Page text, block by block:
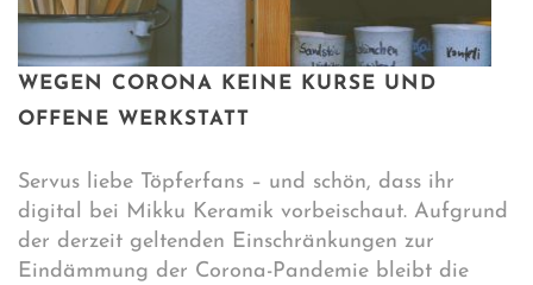
WEGEN CORONA KEINE KURSE UND
OFFENE WERKSTATT
Servus liebe Töpferfans – und schön, dass ihr
digital bei Mikku Keramik vorbeischaut. Aufgrund
der derzeit geltenden Einschränkungen zur
Eindämmung der Corona-Pandemie bleibt die